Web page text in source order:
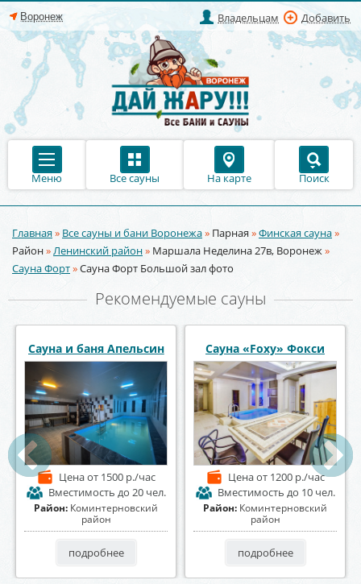
Владельцам Добавить
Меню Все сауны На карте Поиск
Вы здесь
Главная» Все сауны и бани Воронежа» Парная»Финская сауна»
Район» Ленинский район» Маршала Неделина 27в, Воронеж »
Сауна Форт»Сауна Форт Большой зал фото
Рекомендуемые сауны
Сауна и баня Апельсин
Ценаот 1500 р./час
Вместимость до 20 чел.
Район: Коминтерновский
район
подробнее
Сауна «Foxy» Фокси
Ценаот 1200 р./час
Вместимость до 10 чел.
Район: Коминтерновский
район
подробнее